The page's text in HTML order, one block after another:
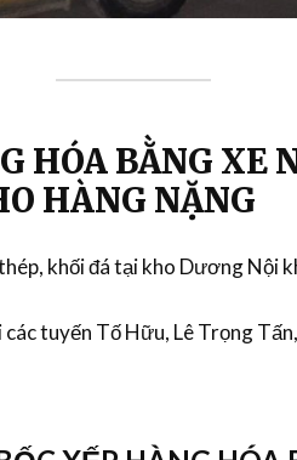
HÓA BẰNG XE
HÀNG NẶNG
khối đá tại kho Dương Nội
tuyến Tố Hữu, Lê Trọng